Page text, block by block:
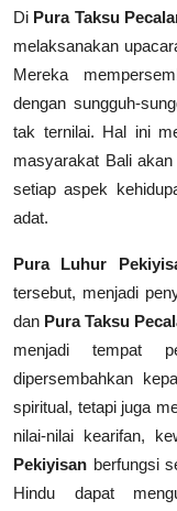
Di Pura Taksu
melaksanakan
Mereka
dengan sungguh-
tak ternilai. Hal ini
masyarakat Bali
setiap aspek
adat.
Pura Luhur
tersebut, menjadi
dan Pura Taksu
menjadi tempat
dipersembahkan
spiritual, tetapi juga
nilai-nilai kearifan,
Pekiyisan berfungsi
Hindu dapat